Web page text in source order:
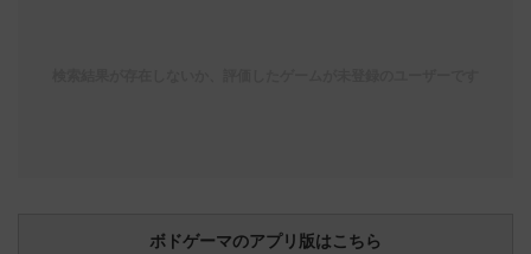
ボドゲーマのアプリ版はこちら